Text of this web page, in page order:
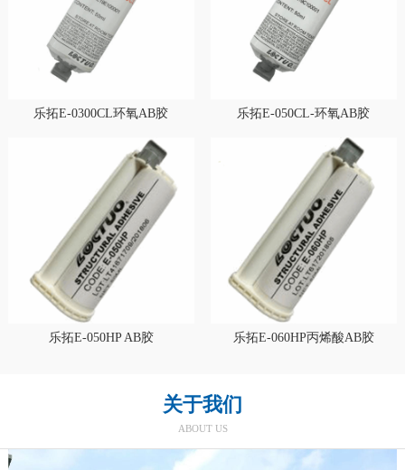
乐拓E-0300CL环氧AB胶 乐拓E-050CL-环氧AB胶
乐拓E-050HP AB胶 乐拓E-060HP丙烯酸AB胶
关于我们
ABOUT US